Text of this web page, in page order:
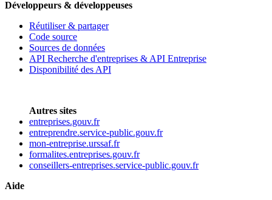
Développeurs & développeuses
Réutiliser & partager
Code source
Sources de données
API Recherche d'entreprises & API Entreprise
Disponibilité des API
Autres sites
entreprises.gouv.fr
entreprendre.service-public.gouv.fr
mon-entreprise.urssaf.fr
formalites.entreprises.gouv.fr
conseillers-entreprises.service-public.gouv.fr
Aide